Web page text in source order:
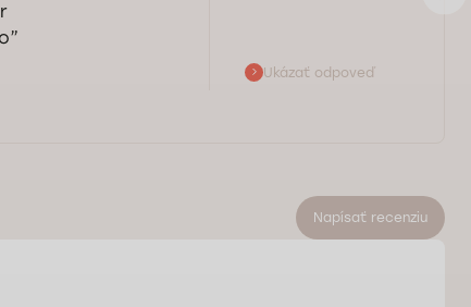
Ukázať odpoveď
Napísať recenziu